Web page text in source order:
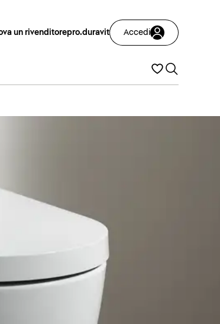
un rivenditorepro.duravit Accedi